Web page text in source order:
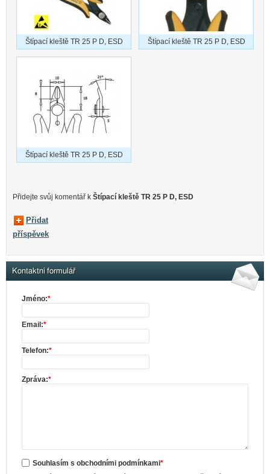
Štípací kleště TR 25 P D, ESD Štípací kleště TR 25 P D, ESD
Štípací kleště TR 25 P D, ESD
Přidejte svůj komentář k Štípací kleště TR 25 P D, ESD
Přidat
příspěvek
Kontaktní formulář
Jméno:*
Email:*
Telefon:*
Zpráva:*
Souhlasím s obchodními podmínkami*